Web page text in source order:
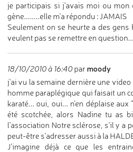
je participais si j'avais moi ou mon
gène........elle m'a répondu : JAMAIS
Seulement on se heurte a des
veulent pas se remettre en
18/10/2010 à 16:40 par moody
j'ai vu la semaine dernière une
homme paraplégique qui faisait un
karaté... oui, oui... n'en déplaise
été scotchée, alors Nadine tu as
l'association Notre sclérose, s'il y a
peut-être s'adresser aussi à la
J'imagine déjà ce que les